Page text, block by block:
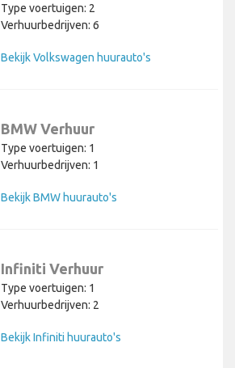
Type voertuigen: 2
Verhuurbedrijven: 6
Bekijk Volkswagen huurauto's
BMW Verhuur
Type voertuigen: 1
Verhuurbedrijven: 1
Bekijk BMW huurauto's
Infiniti Verhuur
Type voertuigen: 1
Verhuurbedrijven: 2
Bekijk Infiniti huurauto's